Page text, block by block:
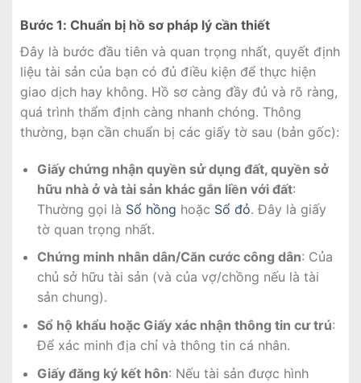
Bước 1: Chuẩn bị hồ sơ pháp lý cần thiết
Đây là bước đầu tiên và quan trọng nhất, quyết định
liệu tài sản của bạn có đủ điều kiện để thực hiện
giao dịch hay không. Hồ sơ càng đầy đủ và rõ ràng,
quá trình thẩm định càng nhanh chóng. Thông
thường, bạn cần chuẩn bị các giấy tờ sau (bản gốc):
Giấy chứng nhận quyền sử dụng đất, quyền sở
hữu nhà ở và tài sản khác gắn liền với đất:
Thường gọi là Sổ hồng hoặc Sổ đỏ. Đây là giấy
tờ quan trọng nhất.
Chứng minh nhân dân/Căn cước công dân: Của
chủ sở hữu tài sản (và của vợ/chồng nếu là tài
sản chung).
Sổ hộ khẩu hoặc Giấy xác nhận thông tin cư trú:
Để xác minh địa chỉ và thông tin cá nhân.
Giấy đăng ký kết hôn: Nếu tài sản được hình